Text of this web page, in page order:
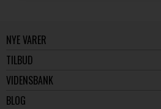
NYE VARER
TILBUD
VIDENSBANK
BLOG